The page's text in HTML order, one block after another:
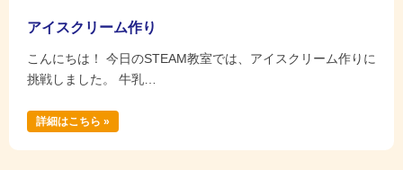
アイスクリーム作り
こんにちは！ 今日のSTEAM教室では、アイスクリーム作りに
挑戦しました。 牛乳…
詳細はこちら »